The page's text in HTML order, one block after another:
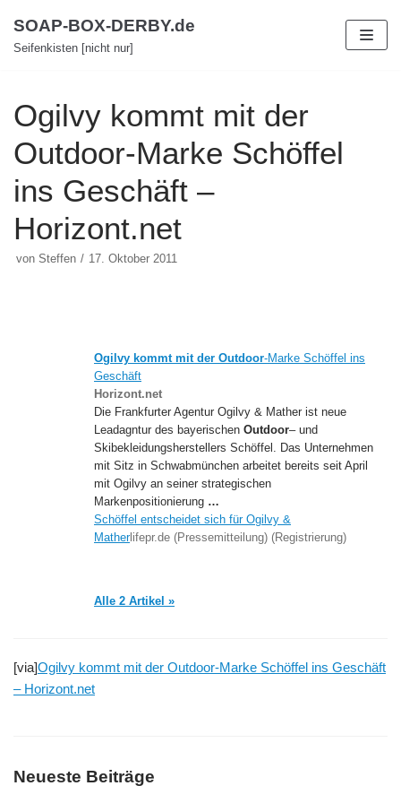
Zum
Inhalt
SOAP-BOX-DERBY.de
Seifenkisten [nicht nur]
Ogilvy kommt mit der
Outdoor-Marke Schöffel
ins Geschäft –
Horizont.net
von Steffen 17. Oktober 2011
Ogilvy kommt mit der Outdoor-Marke Schöffel ins
Geschäft
Horizont.net
Die Frankfurter Agentur Ogilvy & Mather ist neue
Leadagntur des bayerischen Outdoor– und
Skibekleidungsherstellers Schöffel. Das Unternehmen
mit Sitz in Schwabmünchen arbeitet bereits seit April
mit Ogilvy an seiner strategischen
Markenpositionierung …
Schöffel entscheidet sich für Ogilvy &
Mather lifepr.de (Pressemitteilung) (Registrierung)
Alle 2 Artikel »
[via]Ogilvy kommt mit der Outdoor-Marke Schöffel ins Geschäft
– Horizont.net
Neueste Beiträge